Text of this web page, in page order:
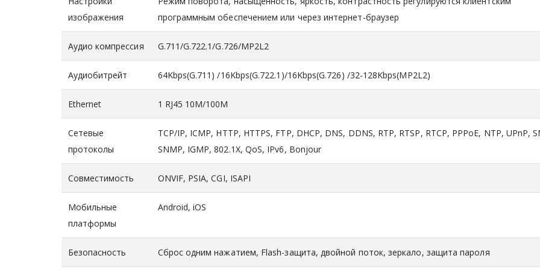
изображения
программным обеспечением или через интернет-браузер
Аудио компрессия G.711/G.722.1/G.726/MP2L2
Аудиобитрейт 64Kbps(G.711) /16Kbps(G.722.1)/16Kbps(G.726) /32-128Kbps(MP2L2)
Ethernet 1 RJ45 10M/100M
Сетевые
протоколы
TCP/IP, ICMP, HTTP, HTTPS, FTP, DHCP, DNS, DDNS, RTP, RTSP, RTCP, PPPoE, NTP, UPnP,
SNMP, IGMP, 802.1X, QoS, IPv6, Bonjour
Совместимость ONVIF, PSIA, CGI, ISAPI
Мобильные
платформы
Android, iOS
Безопасность Сброс одним нажатием, Flash-защита, двойной поток, зеркало, защита пароля